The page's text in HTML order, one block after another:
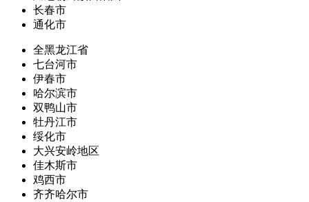
长春市
通化市
全黑龙江省
七台河市
伊春市
哈尔滨市
双鸭山市
牡丹江市
绥化市
大兴安岭地区
佳木斯市
鸡西市
齐齐哈尔市